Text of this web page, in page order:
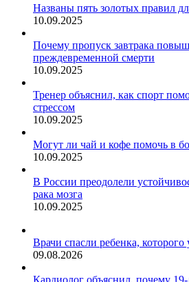
Названы пять золотых правил
10.09.2025
Почему пропуск завтрака
преждевременной смерти
10.09.2025
Тренер объяснил, как спорт
стрессом
10.09.2025
Могут ли чай и кофе помочь в
10.09.2025
В России преодолели
рака мозга
10.09.2025
Врачи спасли ребенка,
09.08.2026
Кардиолог объяснил, почему